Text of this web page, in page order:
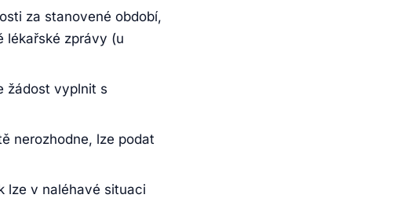
za stanovené období,
lékařské zprávy (u
žádost vyplnit s
nerozhodne, lze podat
lze v naléhavé situaci